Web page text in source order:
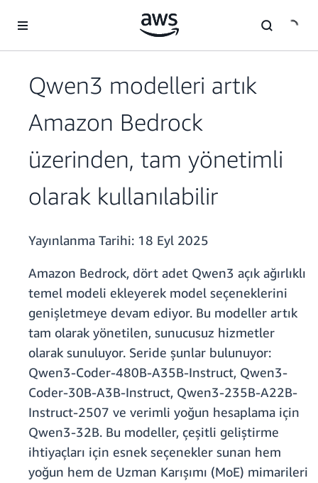
Qwen3 modelleri artık
Amazon Bedrock
üzerinden, tam yönetimli
olarak kullanılabilir
Yayınlanma Tarihi: 18 Eyl 2025
Amazon Bedrock, dört adet Qwen3 açık ağırlıklı
temel modeli ekleyerek model seçeneklerini
genişletmeye devam ediyor. Bu modeller artık
tam olarak yönetilen, sunucusuz hizmetler
olarak sunuluyor. Seride şunlar bulunuyor:
Qwen3-Coder-480B-A35B-Instruct, Qwen3-
Coder-30B-A3B-Instruct, Qwen3-235B-A22B-
Instruct-2507 ve verimli yoğun hesaplama için
Qwen3-32B. Bu modeller, çeşitli geliştirme
ihtiyaçları için esnek seçenekler sunan hem
yoğun hem de Uzman Karışımı (MoE) mimarileri